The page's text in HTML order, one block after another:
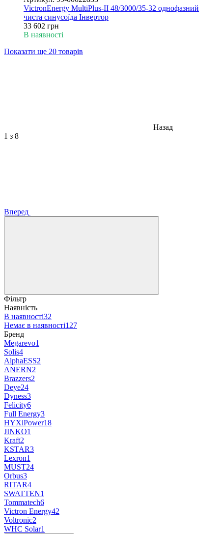
VictronEnergy MultiPlus-II 48/3000/35-32 однофазний
чиста синусоїда Інвертор
33 602 грн
В наявності
Показати ще 20 товарів
Назад
1 з 8
Вперед
Фільтр
Наявність
В наявності32
Немає в наявності127
Бренд
Megarevo1
Solis4
AlphaESS2
ANERN2
Brazzers2
Deye24
Dyness3
Felicity6
Full Energy3
HYXiPower18
JINKO1
Kraft2
KSTAR3
Lexron1
MUST24
Orbus3
RITAR4
SWATTEN1
Tommatech6
Victron Energy42
Voltronic2
WHC Solar1